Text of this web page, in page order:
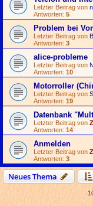
Letzter Beitrag von
Antworten: 5
Problem bei
Letzter Beitrag von
Antworten: 3
alice-probleme
Letzter Beitrag von
Antworten: 10
Motorroller
Letzter Beitrag von
Antworten: 19
Datenbank
Letzter Beitrag von
Antworten: 14
Anmelden
Letzter Beitrag von
Antworten: 3
Neues Thema